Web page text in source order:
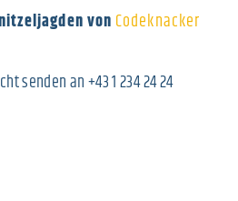
von Codeknacker
senden an +43 1 234 24 24